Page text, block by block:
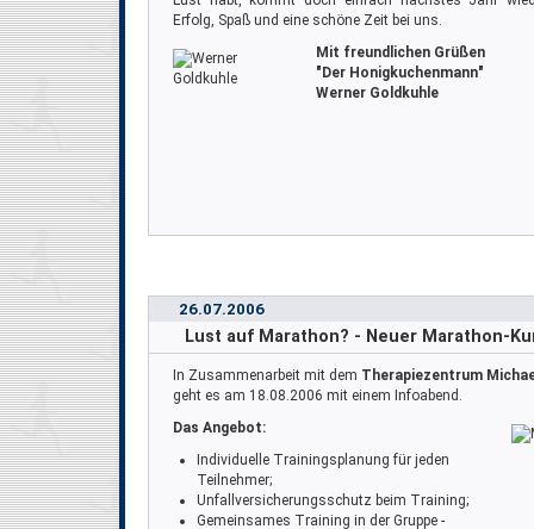
Erfolg, Spaß und eine schöne Zeit bei uns.
Mit freundlichen Grüßen
"Der Honigkuchenmann"
Werner Goldkuhle
26.07.2006
Lust auf Marathon? - Neuer Marathon-
In Zusammenarbeit mit dem Therapiezentrum
geht es am 18.08.2006 mit einem Infoabend.
Das Angebot:
Individuelle Trainingsplanung für jeden
Teilnehmer;
Unfallversicherungsschutz beim Training;
Gemeinsames Training in der Gruppe -